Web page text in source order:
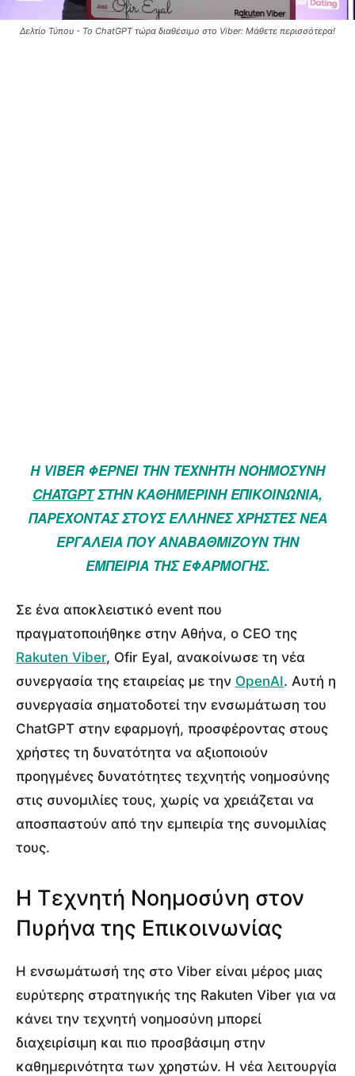
Δελτίο Τύπου - Το ChatGPT τώρα διαθέσιμο στο Viber: Μάθετε περισσότερα!
Η VIBER ΦΈΡΝΕΙ ΤΗΝ ΤΕΧΝΗΤΉ ΝΟΗΜΟΣΎΝΗ
CHATGPTΣΤΗΝ ΚΑΘΗΜΕΡΙΝΉ ΕΠΙΚΟΙΝΩΝΊΑ,
ΠΑΡΈΧΟΝΤΑΣ ΣΤΟΥΣ ΈΛΛΗΝΕΣ ΧΡΉΣΤΕΣ ΝΈΑ
ΕΡΓΑΛΕΊΑ ΠΟΥ ΑΝΑΒΑΘΜΊΖΟΥΝ ΤΗΝ
ΕΜΠΕΙΡΊΑ ΤΗΣ ΕΦΑΡΜΟΓΉΣ.
Σε ένα αποκλειστικό event που
πραγματοποιήθηκε στην Αθήνα, ο CEO της
Rakuten Viber, Ofir Eyal, ανακοίνωσε τη νέα
συνεργασία της εταιρείας με την OpenAI. Αυτή η
συνεργασία σηματοδοτεί την ενσωμάτωση του
ChatGPT στην εφαρμογή, προσφέροντας στους
χρήστες τη δυνατότητα να αξιοποιούν
προηγμένες δυνατότητες τεχνητής νοημοσύνης
στις συνομιλίες τους, χωρίς να χρειάζεται να
αποσπαστούν από την εμπειρία της συνομιλίας
τους.
Η Τεχνητή Νοημοσύνη στον
Πυρήνα της Επικοινωνίας
Η ενσωμάτωσή της στο Viber είναι μέρος μιας
ευρύτερης στρατηγικής της Rakuten Viber για να
κάνει την τεχνητή νοημοσύνη μπορεί
διαχειρίσιμη και πιο προσβάσιμη στην
καθημερινότητα των χρηστών. Η νέα λειτουργία